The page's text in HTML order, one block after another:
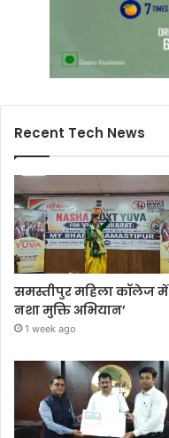
Recent Tech News
समस्तीपुर महिला कॉलेज में
नशा मुक्ति अभियान’
1 week ago